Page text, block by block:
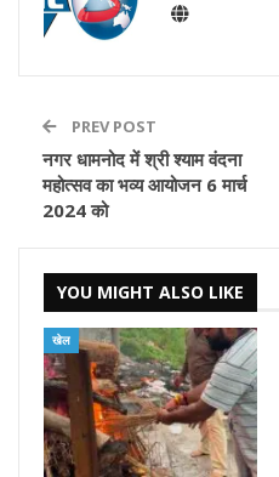
PREV POST
नगर धामनोद में श्री श्याम वंदना
महोत्सव का भव्य आयोजन 6 मार्च
2024 को
YOU MIGHT ALSO LIKE
खेल